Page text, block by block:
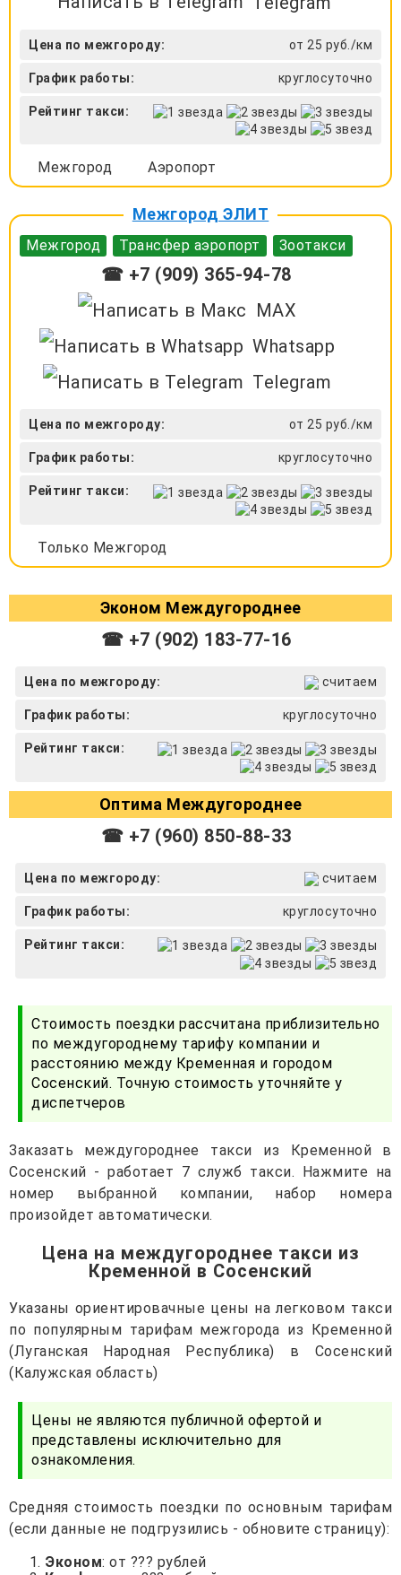
Цена по межгороду: от 25 руб./км
График работы: круглосуточно
Рейтинг такси:
Межгород Аэропорт
Межгород ЭЛИТ
Межгород Трансфер аэропорт Зоотакси
☎ +7 (909) 365-94-78
MAX
Whatsapp
Telegram
Цена по межгороду: от 25 руб./км
График работы: круглосуточно
Рейтинг такси:
Только Межгород
Эконом Междугороднее
☎ +7 (902) 183-77-16
Цена по межгороду: считаем
График работы: круглосуточно
Рейтинг такси:
Оптима Междугороднее
☎ +7 (960) 850-88-33
Цена по межгороду: считаем
График работы: круглосуточно
Рейтинг такси:
Стоимость поездки рассчитана приблизительно
по междугороднему тарифу компании и
расстоянию между Кременная и городом
Сосенский. Точную стоимость уточняйте у
диспетчеров
Заказать междугороднее такси из Кременной в
Сосенский - работает 7 служб такси. Нажмите на
номер выбранной компании, набор номера
произойдет автоматически.
Цена на междугороднее такси из
Кременной в Сосенский
Указаны ориентировачные цены на легковом такси
по популярным тарифам межгорода из Кременной
(Луганская Народная Республика) в Сосенский
(Калужская область)
Цены не являются публичной офертой и
представлены исключительно для
ознакомления.
Средняя стоимость поездки по основным тарифам
(если данные не подгрузились - обновите страницу):
Эконом: от ??? рублей